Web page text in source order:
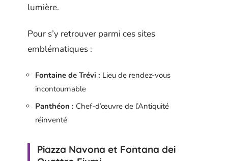
lumière.
Pour s’y retrouver parmi ces sites
emblématiques :
Fontaine de Trévi : Lieu de rendez-vous
incontournable
Panthéon : Chef-d’œuvre de l’Antiquité
réinventé
Piazza Navona et Fontana dei